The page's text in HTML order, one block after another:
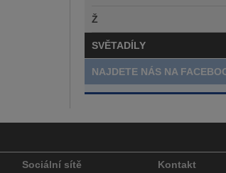
Ž
SVĚTADÍLY
NAJDETE NÁS NA
Sociální sítě
Kontakt